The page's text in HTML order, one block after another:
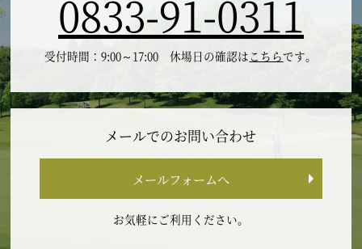
0833-91-0311
受付時間：9:00～17:00 休場日の確認は こちらです。
メールでのお問い合わせ
メールフォームへ
お気軽にご利用ください。